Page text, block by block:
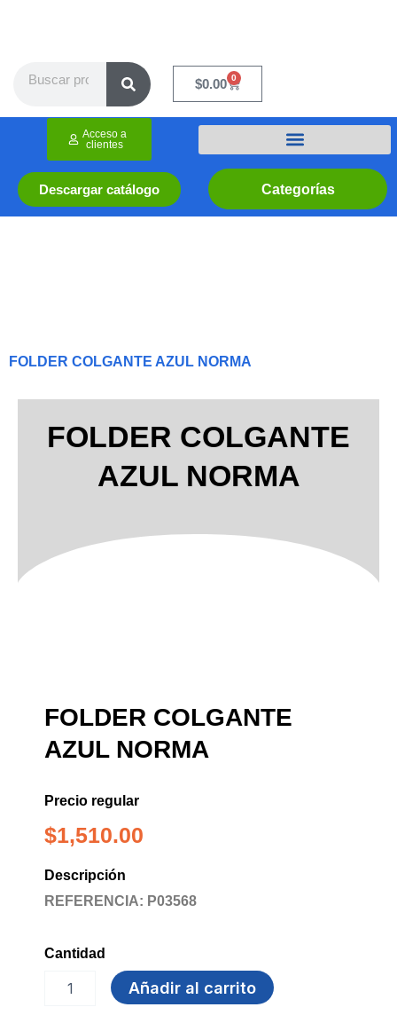
$0.00 0
Cart
Categorías
Descargar catálogo
Acceso a
clientes
FOLDER COLGANTE AZUL NORMA
FOLDER COLGANTE
AZUL NORMA
FOLDER COLGANTE
AZUL NORMA
Precio regular
$1,510.00
Descripción
REFERENCIA: P03568
Cantidad
COLGANTE
Añadir al carrito